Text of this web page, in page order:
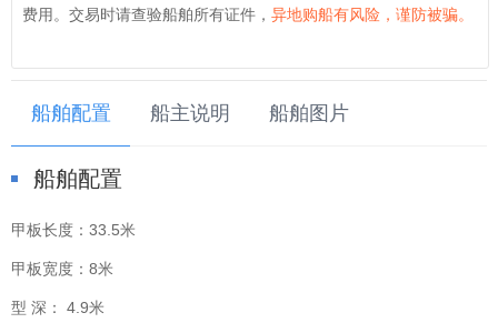
费用。交易时请查验船舶所有证件， 异地购船有风险，谨防被骗。
船舶配置 船主说明 船舶图片
船舶配置
甲板长度： 33.5米
甲板宽度： 8米
型 深： 4.9米